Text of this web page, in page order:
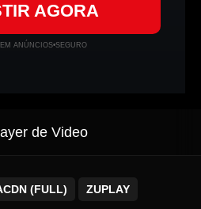
AGORA
ANÚNCIOS•SEGURO
de Video
(FULL) ZUPLAY